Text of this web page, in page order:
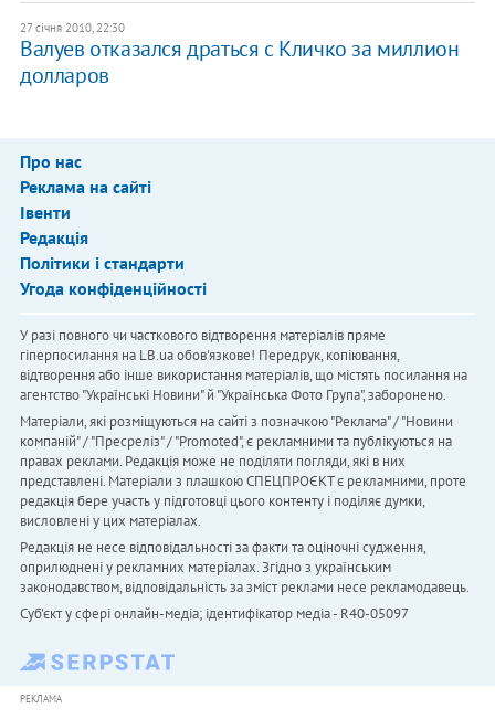
27 січня 2010, 22:30
Валуев отказался драться с Кличко за миллион
долларов
Про нас
Реклама на сайті
Івенти
Редакція
Політики і стандарти
Угода конфіденційності
У разі повного чи часткового відтворення матеріалів пряме
гіперпосилання на LB.ua обов'язкове! Передрук, копіювання,
відтворення або інше використання матеріалів, що містять посилання на
агентство "Українськi Новини" й "Українська Фото Група", заборонено.
Матеріали, які розміщуються на сайті з позначкою "Реклама" / "Новини
компаній" / "Пресреліз" / "Promoted", є рекламними та публікуються на
правах реклами. Редакція може не поділяти погляди, які в них
представлені. Матеріали з плашкою СПЕЦПРОЄКТ є рекламними, проте
редакція бере участь у підготовці цього контенту і поділяє думки,
висловлені у цих матеріалах.
Редакція не несе відповідальності за факти та оціночні судження,
оприлюднені у рекламних матеріалах. Згідно з українським
законодавством, відповідальність за зміст реклами несе рекламодавець.
Cуб'єкт у сфері онлайн-медіа; ідентифікатор медіа - R40-05097
РЕКЛАМА